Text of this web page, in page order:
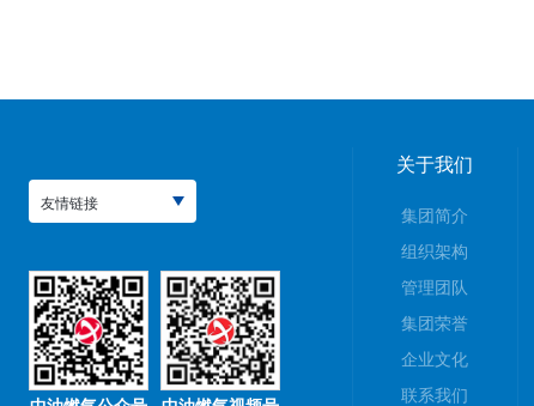
友情链接
关于我们
集团简介
组织架构
管理团队
集团荣誉
企业文化
联系我们